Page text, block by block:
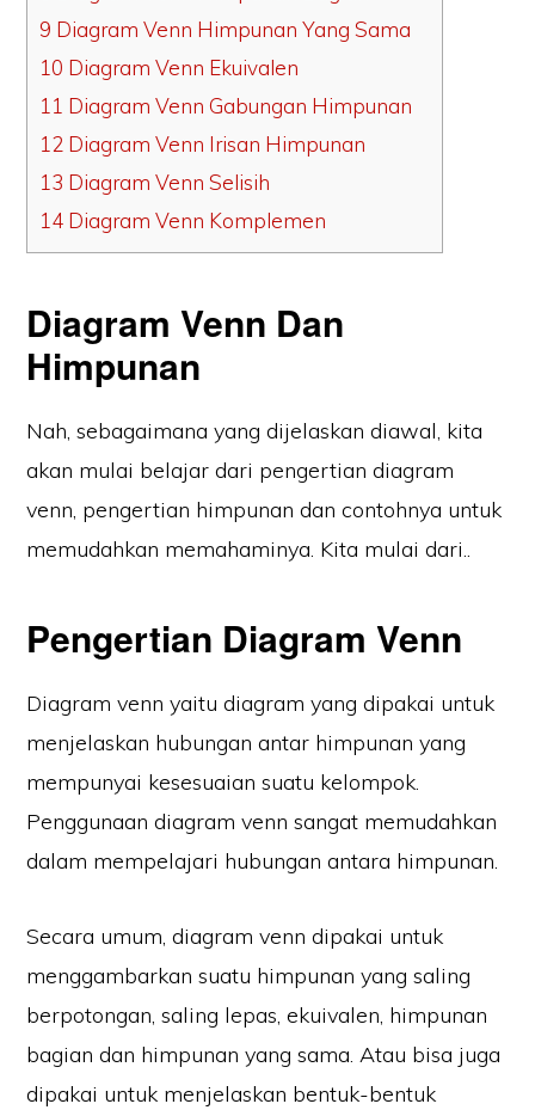
9 Diagram Venn Himpunan Yang Sama
10 Diagram Venn Ekuivalen
11 Diagram Venn Gabungan Himpunan
12 Diagram Venn Irisan Himpunan
13 Diagram Venn Selisih
14 Diagram Venn Komplemen
Diagram Venn Dan
Himpunan
Nah, sebagaimana yang dijelaskan diawal, kita
akan mulai belajar dari pengertian diagram
venn, pengertian himpunan dan contohnya untuk
memudahkan memahaminya. Kita mulai dari..
Pengertian Diagram Venn
Diagram venn yaitu diagram yang dipakai untuk
menjelaskan hubungan antar himpunan yang
mempunyai kesesuaian suatu kelompok.
Penggunaan diagram venn sangat memudahkan
dalam mempelajari hubungan antara himpunan.
Secara umum, diagram venn dipakai untuk
menggambarkan suatu himpunan yang saling
berpotongan, saling lepas, ekuivalen, himpunan
bagian dan himpunan yang sama. Atau bisa juga
dipakai untuk menjelaskan bentuk-bentuk